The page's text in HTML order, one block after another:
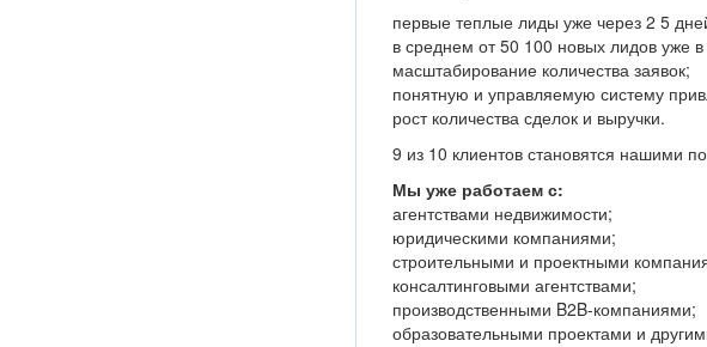
первые теплые лиды уже через 2 5
в среднем от 50 100 новых лидов уже
масштабирование количества заявок;
понятную и управляемую систему
рост количества сделок и выручки.
9 из 10 клиентов становятся нашими
Мы уже работаем с:
агентствами недвижимости;
юридическими компаниями;
строительными и проектными
консалтинговыми агентствами;
производственными B2B-компаниями;
образовательными проектами и